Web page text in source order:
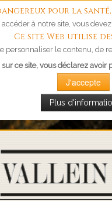
pour la
accéder à notre site, vous
Ce site Web utilise
personnaliser le contenu, de
ce site, vous déclarez avoir
J'accepte
Plus